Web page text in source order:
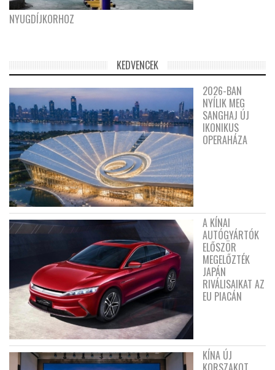
NYUGDÍJKORHOZ
KEDVENCEK
2026-BAN
NYÍLIK MEG
SANGHAJ ÚJ
IKONIKUS
OPERAHÁZA
A KÍNAI
AUTÓGYÁRTÓK
ELŐSZÖR
MEGELŐZTÉK
JAPÁN
RIVÁLISAIKAT AZ
EU PIACÁN
KÍNA ÚJ